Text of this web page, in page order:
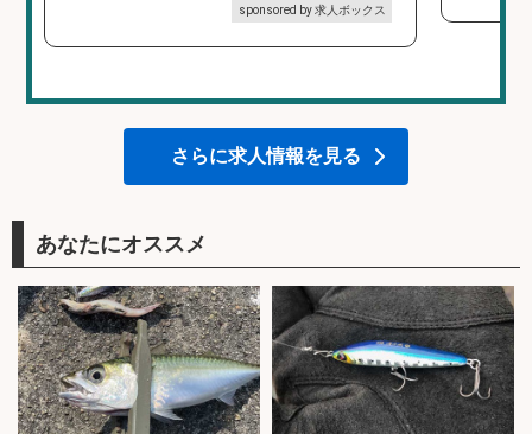
sponsored by 求人ボックス
さらに求人情報を見る
あなたにオススメ